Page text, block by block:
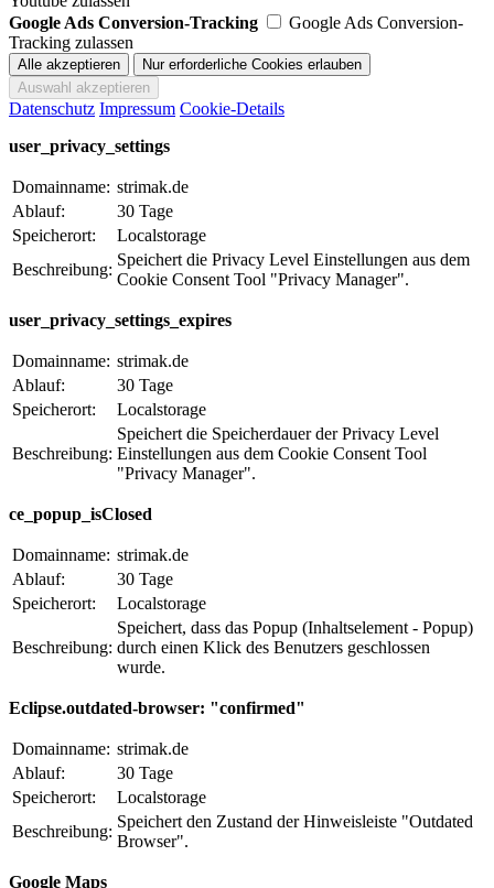
Google Ads Conversion-Tracking
Google Ads Conversion-
Tracking zulassen
Datenschutz Impressum Cookie-Details
user_privacy_settings
Domainname: strimak.de
Ablauf:
30 Tage
Speicherort:
Localstorage
Beschreibung:
Speichert die Privacy Level Einstellungen aus dem
Cookie Consent Tool "Privacy Manager".
user_privacy_settings_expires
Domainname: strimak.de
Ablauf:
30 Tage
Speicherort:
Localstorage
Beschreibung:
Speichert die Speicherdauer der Privacy Level
Einstellungen aus dem Cookie Consent Tool
"Privacy Manager".
ce_popup_isClosed
Domainname: strimak.de
Ablauf:
30 Tage
Speicherort:
Localstorage
Beschreibung:
Speichert, dass das Popup (Inhaltselement - Popup)
durch einen Klick des Benutzers geschlossen
wurde.
Eclipse.outdated-browser: "confirmed"
Domainname: strimak.de
Ablauf:
30 Tage
Speicherort:
Localstorage
Beschreibung:
Speichert den Zustand der Hinweisleiste "Outdated
Browser".
Google Maps